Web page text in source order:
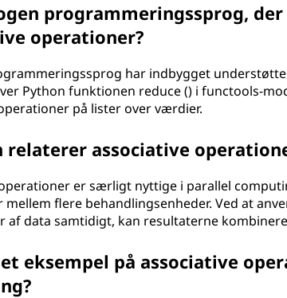
programmeringssprog,
operationer?
har indbygget
Python funktionen reduce () i functools-
på lister over værdier.
relaterer associative
er særligt nyttige i parallel
mellem flere behandlingsenheder. Ved at
af data samtidigt, kan resultaterne
eksempel på associative